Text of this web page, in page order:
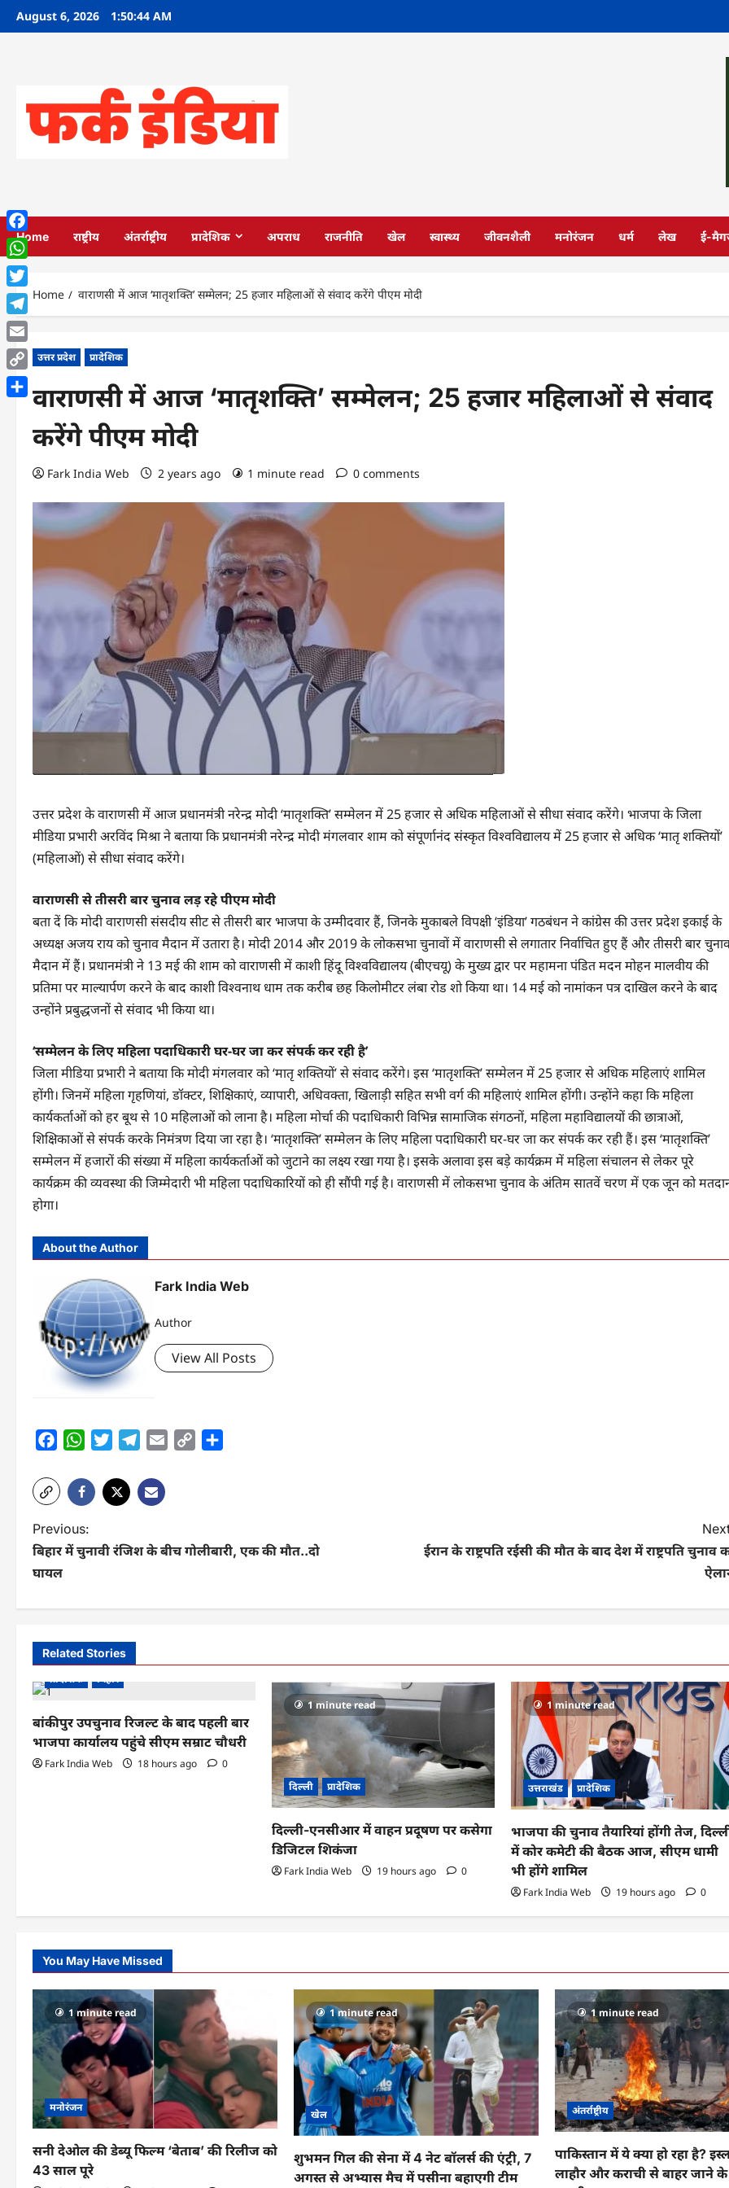
SkipAugust 6, 2026 1:50:45 AM
Home राष्ट्रीय अंतर्राष्ट्रीय प्रादेशिक अपराध राजनीति खेल स्वास्थ्य जीवनशैली मनोरंजन धर्म लेख ई-
Home वाराणसी में आज ‘मातृशक्ति’ सम्मेलन; 25 हजार महिलाओं से संवाद करेंगे पीएम मोदी
उत्तर प्रदेश प्रादेशिक
वाराणसी में आज ‘मातृशक्ति’ सम्मेलन; 25 हजार महिलाओं से संवाद
करेंगे पीएम मोदी
Fark India Web 2 years ago 1 minute read 0 comments
उत्तर प्रदेश के वाराणसी में आज प्रधानमंत्री नरेन्द्र मोदी ‘मातृशक्ति’ सम्मेलन में 25 हजार से अधिक महिलाओं से सीधा संवाद करेंगे। भाजपा के जिला
मीडिया प्रभारी अरविंद मिश्रा ने बताया कि प्रधानमंत्री नरेन्द्र मोदी मंगलवार शाम को संपूर्णानंद संस्कृत विश्वविद्यालय में 25 हजार से अधिक ‘मातृ शक्तियों’
(महिलाओं) से सीधा संवाद करेंगे।
वाराणसी से तीसरी बार चुनाव लड़ रहे पीएम मोदी
बता दें कि मोदी वाराणसी संसदीय सीट से तीसरी बार भाजपा के उम्मीदवार हैं, जिनके मुकाबले विपक्षी ‘इंडिया’ गठबंधन ने कांग्रेस की उत्तर प्रदेश इकाई के
अध्यक्ष अजय राय को चुनाव मैदान में उतारा है। मोदी 2014 और 2019 के लोकसभा चुनावों में वाराणसी से लगातार निर्वाचित हुए हैं और तीसरी बार
मैदान में हैं। प्रधानमंत्री ने 13 मई की शाम को वाराणसी में काशी हिंदू विश्वविद्यालय (बीएचयू) के मुख्य द्वार पर महामना पंडित मदन मोहन मालवीय की
प्रतिमा पर माल्यार्पण करने के बाद काशी विश्‍वनाथ धाम तक करीब छह किलोमीटर लंबा रोड शो किया था। 14 मई को नामांकन पत्र दाखिल करने के बाद
उन्होंने प्रबुद्धजनों से संवाद भी किया था।
‘सम्मेलन के लिए महिला पदाधिकारी घर-घर जा कर संपर्क कर रही है’
जिला मीडिया प्रभारी ने बताया कि मोदी मंगलवार को ‘मातृ शक्तियों’ से संवाद करेंगे। इस ‘मातृशक्ति’ सम्मेलन में 25 हजार से अधिक महिलाएं शामिल
होंगी। जिनमें महिला गृहणियां, डॉक्टर, शिक्षिकाएं, व्यापारी, अधिवक्ता, खिलाड़ी सहित सभी वर्ग की महिलाएं शामिल होंगी। उन्होंने कहा कि महिला
कार्यकर्ताओं को हर बूथ से 10 महिलाओं को लाना है। महिला मोर्चा की पदाधिकारी विभिन्न सामाजिक संगठनों, महिला महाविद्यालयों की छात्राओं,
शिक्षिकाओं से संपर्क करके निमंत्रण दिया जा रहा है। ‘मातृशक्ति’ सम्मेलन के लिए महिला पदाधिकारी घर-घर जा कर संपर्क कर रही हैं। इस ‘मातृशक्ति’
सम्मेलन में हजारों की संख्या में महिला कार्यकर्ताओं को जुटाने का लक्ष्य रखा गया है। इसके अलावा इस बड़े कार्यक्रम में महिला संचालन से लेकर पूरे
कार्यक्रम की व्यवस्था की जिम्मेदारी भी महिला पदाधिकारियों को ही सौंपी गई है। वाराणसी में लोकसभा चुनाव के अंतिम सातवें चरण में एक जून को
होगा।
About the Author
Fark India Web
Author
View All Posts
FacebookWhatsAppTwitterTelegram
Email
Copy
P
o
n
a
i
g
n
Previous:
बिहार में चुनावी रंजिश के बीच गोलीबारी, एक की मौत..दो
घायल
ईरान के राष्ट्रपति रईसी की मौत के बाद देश में राष्ट्रपति चुनाव
Related Stories
प्रादेशिक
बिहार
बांकीपुर उपचुनाव रिजल्ट के बाद पहली बार
भाजपा कार्यालय पहुंचे सीएम सम्राट चौधरी
Fark India Web 18 hours ago 0
1 minute read
दिल्ली प्रादेशिक
दिल्ली-एनसीआर में वाहन प्रदूषण पर कसेगा
डिजिटल शिकंजा
Fark India Web 19 hours ago 0
1 minute read
उत्तराखंड प्रादेशिक
भाजपा की चुनाव तैयारियां होंगी तेज,
में कोर कमेटी की बैठक आज, सीएम धामी
भी होंगे शामिल
Fark India Web 19 hours ago 0
You May Have Missed
1 minute read
मनोरंजन
सनी देओल की डेब्यू फिल्म ‘बेताब’ की रिलीज को
43 साल पूरे
1 minute read
खेल
शुभमन गिल की सेना में 4 नेट बॉलर्स की एंट्री, 7
अगस्त से अभ्यास मैच में पसीना बहाएगी टीम
1 minute read
अंतर्राष्ट्रीय
पाकिस्तान में ये क्या हो रहा है?
लाहौर और कराची से बाहर जाने
Facebook
WhatsApp
Twitter
Telegram
Email
Copy
Link
Share